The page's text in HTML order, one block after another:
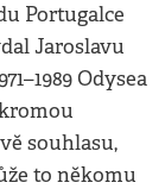
Portugalce
Jaroslavu
Odysea
souhlasu,
to někomu